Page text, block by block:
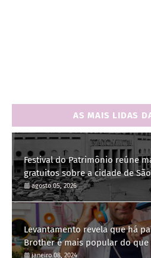
AS MAIS LIDAS
Festival do Patrimônio reúne
gratuitos sobre a cidade de
agosto 05, 2026
Levantamento revela que há
Brother é mais popular do que
janeiro 08, 2024